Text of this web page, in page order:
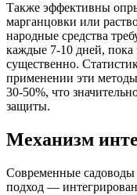
Также эффективны
марганцовки или
народные средства
каждые 7-10 дней, пока
существенно.
применении эти
30-50%, что
защиты.
Механизм
Современные
подход —